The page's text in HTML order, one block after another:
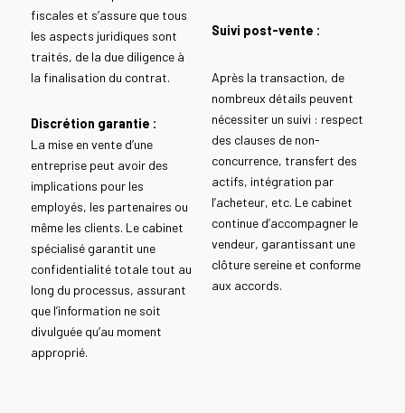
fiscales et s’assure que tous
les aspects juridiques sont
traités, de la due diligence à
la finalisation du contrat.
Discrétion garantie :
La mise en vente d’une
entreprise peut avoir des
implications pour les
employés, les partenaires ou
même les clients. Le cabinet
spécialisé garantit une
confidentialité totale tout au
long du processus, assurant
que l’information ne soit
divulguée qu’au moment
approprié.
Suivi post-vente :
Après la transaction, de
nombreux détails peuvent
nécessiter un suivi : respect
des clauses de non-
concurrence, transfert des
actifs, intégration par
l’acheteur, etc. Le cabinet
continue d’accompagner le
vendeur, garantissant une
clôture sereine et conforme
aux accords.